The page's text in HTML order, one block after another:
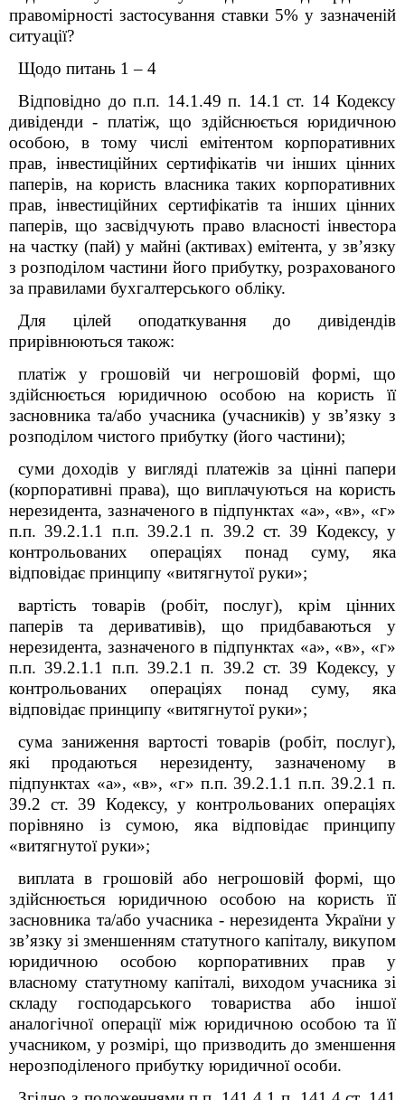
правомірності застосування ставки 5% у зазначеній
ситуації?
Щодо питань 1 – 4
Відповідно до п.п. 14.1.49 п. 14.1 ст. 14 Кодексу
дивіденди - платіж, що здійснюється юридичною
особою, в тому числі емітентом корпоративних
прав, інвестиційних сертифікатів чи інших цінних
паперів, на користь власника таких корпоративних
прав, інвестиційних сертифікатів та інших цінних
паперів, що засвідчують право власності інвестора
на частку (пай) у майні (активах) емітента, у зв’язку
з розподілом частини його прибутку, розрахованого
за правилами бухгалтерського обліку.
Для цілей оподаткування до дивідендів
прирівнюються також:
платіж у грошовій чи негрошовій формі, що
здійснюється юридичною особою на користь її
засновника та/або учасника (учасників) у зв’язку з
розподілом чистого прибутку (його частини);
суми доходів у вигляді платежів за цінні папери
(корпоративні права), що виплачуються на користь
нерезидента, зазначеного в підпунктах «а», «в», «г»
п.п. 39.2.1.1 п.п. 39.2.1 п. 39.2 ст. 39 Кодексу, у
контрольованих операціях понад суму, яка
відповідає принципу «витягнутої руки»;
вартість товарів (робіт, послуг), крім цінних
паперів та деривативів), що придбаваються у
нерезидента, зазначеного в підпунктах «а», «в», «г»
п.п. 39.2.1.1 п.п. 39.2.1 п. 39.2 ст. 39 Кодексу, у
контрольованих операціях понад суму, яка
відповідає принципу «витягнутої руки»;
сума заниження вартості товарів (робіт, послуг),
які продаються нерезиденту, зазначеному в
підпунктах «а», «в», «г» п.п. 39.2.1.1 п.п. 39.2.1 п.
39.2 ст. 39 Кодексу, у контрольованих операціях
порівняно із сумою, яка відповідає принципу
«витягнутої руки»;
виплата в грошовій або негрошовій формі, що
здійснюється юридичною особою на користь її
засновника та/або учасника - нерезидента України у
зв’язку зі зменшенням статутного капіталу, викупом
юридичною особою корпоративних прав у
власному статутному капіталі, виходом учасника зі
складу господарського товариства або іншої
аналогічної операції між юридичною особою та її
учасником, у розмірі, що призводить до зменшення
нерозподіленого прибутку юридичної особи.